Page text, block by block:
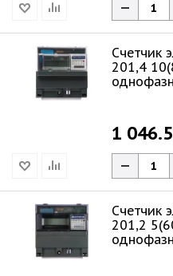
Счетчик
201,4 10(80)А/230В
1
Счетчик
201,2 5(60)А/230В